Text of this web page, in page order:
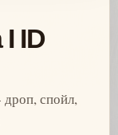
ID
спойл,